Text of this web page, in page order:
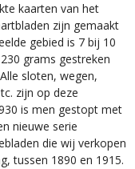
kaarten van het
zijn gemaakt
gebied is 7 bij 10
grams gestreken
sloten, wegen,
zijn op deze
is men gestopt met
nieuwe serie
die wij verkopen
tussen 1890 en 1915.